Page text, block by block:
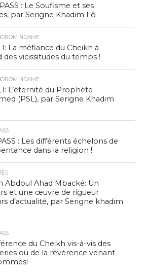
: Le Soufisme et ses
par Serigne Khadim Lô
NDAME
La méfiance du Cheikh à
des vicissitudes du temps !
NDAME
L’éternité du Prophète
(PSL), par Serigne Khadim
: Les différents échelons de
dans la religion !
Abdoul Ahad Mbacké: Un
et une œuvre de rigueur
d’actualité, par Serigne khadim
du Cheikh vis-à-vis des
ou de la révérence venant